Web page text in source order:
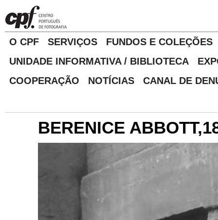
O CPF SERVIÇOS
FUNDOS E COLEÇÕES
UNIDADE INFORMATIVA / BIBLIOTECA
COOPERAÇÃO
NOTÍCIAS CANAL DE
BERENICE